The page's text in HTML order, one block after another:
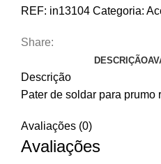
REF: in13104 Categoria:
Share:
DESCRIÇÃO
Descrição
Pater de soldar para prumo
Avaliações (0)
Avaliações